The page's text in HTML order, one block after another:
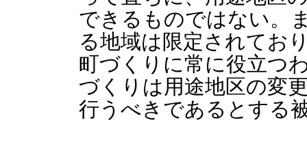
できるものではない。
る地域は限定されてお
町づくりに常に役立つ
づくりは用途地区の変
行うべきであるとする